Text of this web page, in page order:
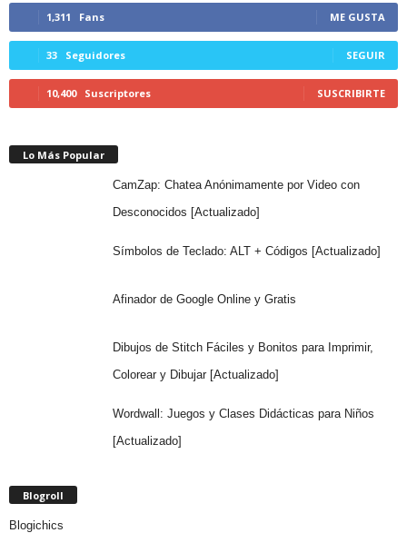
1,311 Fans ME GUSTA
33 Seguidores SEGUIR
10,400 Suscriptores SUSCRIBIRTE
Lo Más Popular
CamZap: Chatea Anónimamente por Video con
Desconocidos [Actualizado]
Símbolos de Teclado: ALT + Códigos [Actualizado]
Afinador de Google Online y Gratis
Dibujos de Stitch Fáciles y Bonitos para Imprimir,
Colorear y Dibujar [Actualizado]
Wordwall: Juegos y Clases Didácticas para Niños
[Actualizado]
Blogroll
Blogichics